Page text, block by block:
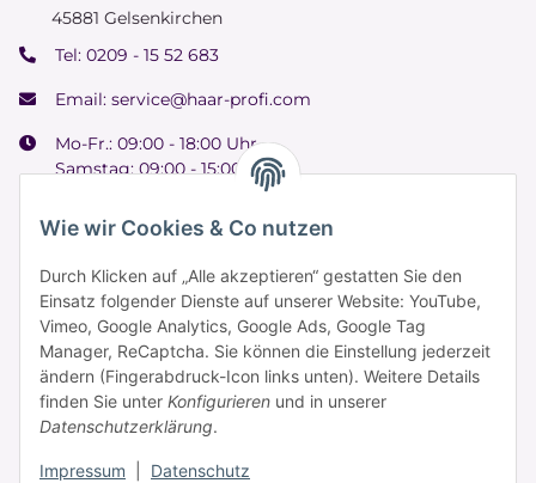
Wie wir Cookies & Co nutzen
Durch Klicken auf „Alle akzeptieren“ gestatten Sie den
Einsatz folgender Dienste auf unserer Website: YouTube,
Vimeo, Google Analytics, Google Ads, Google Tag
Manager, ReCaptcha. Sie können die Einstellung jederzeit
ändern (Fingerabdruck-Icon links unten). Weitere Details
finden Sie unter Konfigurieren und in unserer
Datenschutzerklärung.
Impressum Datenschutz
45881 Gelsenkirchen
Tel: 0209 - 15 52 683
Email: service@haar-profi.com
Mo-Fr.: 09:00 - 18:00 Uhr
Samstag: 09:00 - 15:00 Uhr
Informationen
Zahlung & Versand